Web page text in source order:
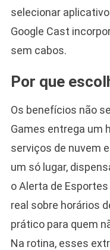
selecionar
Google Cast
sem cabos.
Por que
Os benefícios não
Games entrega um
serviços de nuvem
um só lugar,
o Alerta de
real sobre horários
prático para quem
Na rotina, esses